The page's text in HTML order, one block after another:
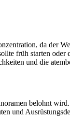
da der
früh starten
und die
belohnt
und